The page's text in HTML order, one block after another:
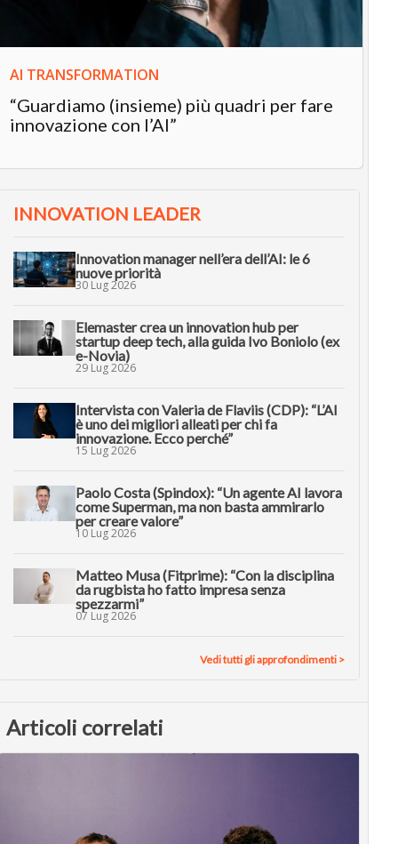
AI TRANSFORMATION
“Guardiamo (insieme) più quadri per fare
innovazione con l’AI”
INNOVATION LEADER
Innovation manager nell’era dell’AI: le 6
nuove priorità
30 Lug 2026
Elemaster crea un innovation hub per
startup deep tech, alla guida Ivo Boniolo (ex
e-Novia)
29 Lug 2026
Intervista con Valeria de Flaviis (CDP): “L’AI
è uno dei migliori alleati per chi fa
innovazione. Ecco perché”
15 Lug 2026
Paolo Costa (Spindox): “Un agente AI lavora
come Superman, ma non basta ammirarlo
per creare valore”
10 Lug 2026
Matteo Musa (Fitprime): “Con la disciplina
da rugbista ho fatto impresa senza
spezzarmi”
07 Lug 2026
Vedi tutti gli approfondimenti >
Articoli correlati